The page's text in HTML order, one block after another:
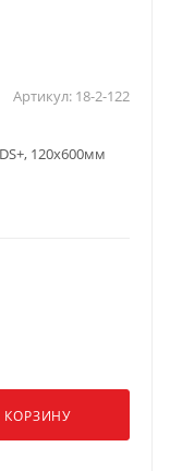
Артикул: 18-2-122
120x600мм
КОРЗИНУ